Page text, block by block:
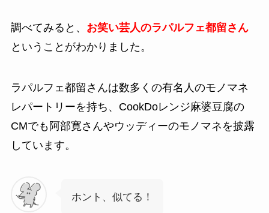
調べてみると、 お笑い芸人のラパルフェ都留さん
ということがわかりました。
ラパルフェ都留さんは数多くの有名人のモノマネ
レパートリーを持ち、CookDoレンジ麻婆豆腐の
CMでも阿部寛さんやウッディーのモノマネを披露
しています。
ホント、似てる！